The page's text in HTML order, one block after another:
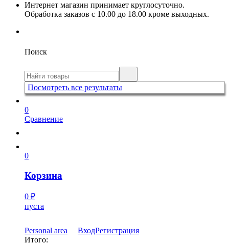
Интернет магазин принимает круглосуточно.
Обработка заказов с 10.00 до 18.00 кроме выходных.
Поиск
Посмотреть все результаты
0
Сравнение
0
Корзина
0 ₽
пуста
Personal area ВходРегистрация
Итого: